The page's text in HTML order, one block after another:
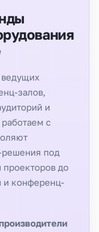
ведущих
залов,
и
с
решения под
до
и конференц-